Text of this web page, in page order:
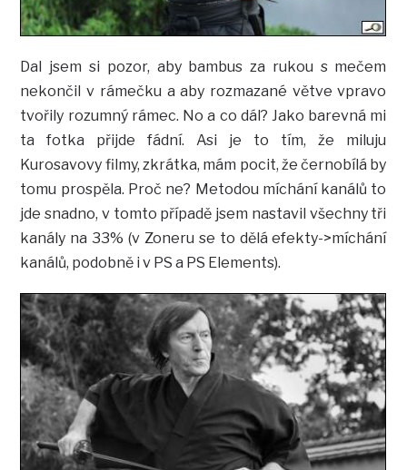
Dal jsem si pozor, aby bambus za rukou s mečem
nekončil v rámečku a aby rozmazané větve vpravo
tvořily rozumný rámec. No a co dál? Jako barevná mi
ta fotka přijde fádní. Asi je to tím, že miluju
Kurosavovy filmy, zkrátka, mám pocit, že černobílá by
tomu prospěla. Proč ne? Metodou míchání kanálů to
jde snadno, v tomto případě jsem nastavil všechny tři
kanály na 33% (v Zoneru se to dělá efekty->míchání
kanálů, podobně i v PS a PS Elements).